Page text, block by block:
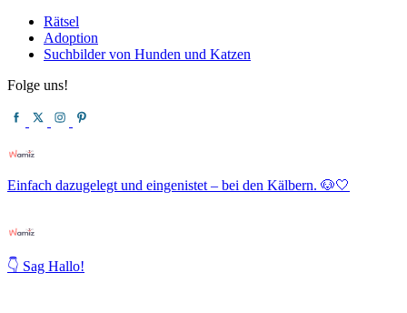
Rätsel
Adoption
Suchbilder von Hunden und Katzen
Folge uns!
Einfach dazugelegt und eingenistet – bei den Kälbern. 🐶🤍
👇 Sag Hallo!